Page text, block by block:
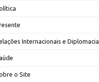
Internacionais e Diplomacia
o Site